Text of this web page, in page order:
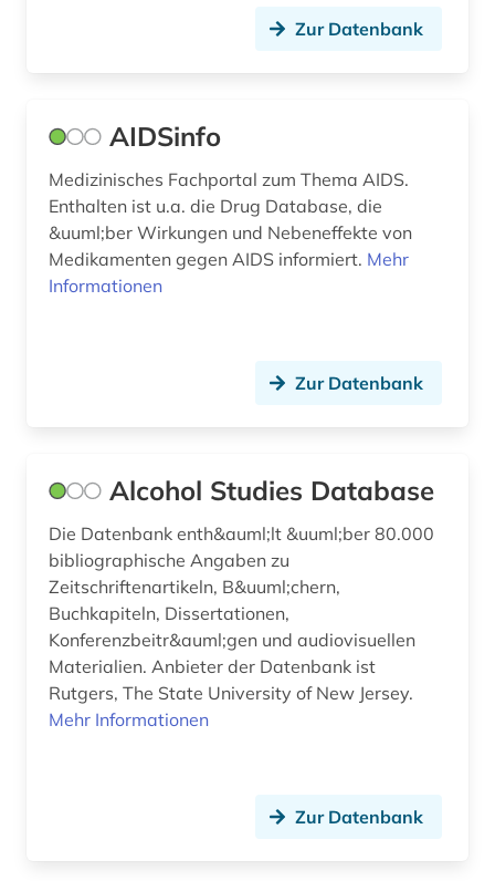
e-learning (1)
edinburgh (1)
elektronische zeitschrift (1)
elektronisches buch (4)
elektrosmog (1)
eln (1)
enzyklopädie (1)
Zur Datenbank
AIDSinfo
Medizinisches Fachportal zum Thema AIDS.
Enthalten ist u.a. die Drug Database, die
&uuml;ber Wirkungen und Nebeneffekte von
Medikamenten gegen AIDS informiert. Mehr
Informationen
Zur Datenbank
Alcohol Studies Database
Die Datenbank enth&auml;lt &uuml;ber 80.000
bibliographische Angaben zu
Zeitschriftenartikeln, B&uuml;chern,
Buchkapiteln, Dissertationen,
Konferenzbeitr&auml;gen und audiovisuellen
Materialien. Anbieter der Datenbank ist
Rutgers, The State University of New Jersey.
Mehr Informationen
Zur Datenbank